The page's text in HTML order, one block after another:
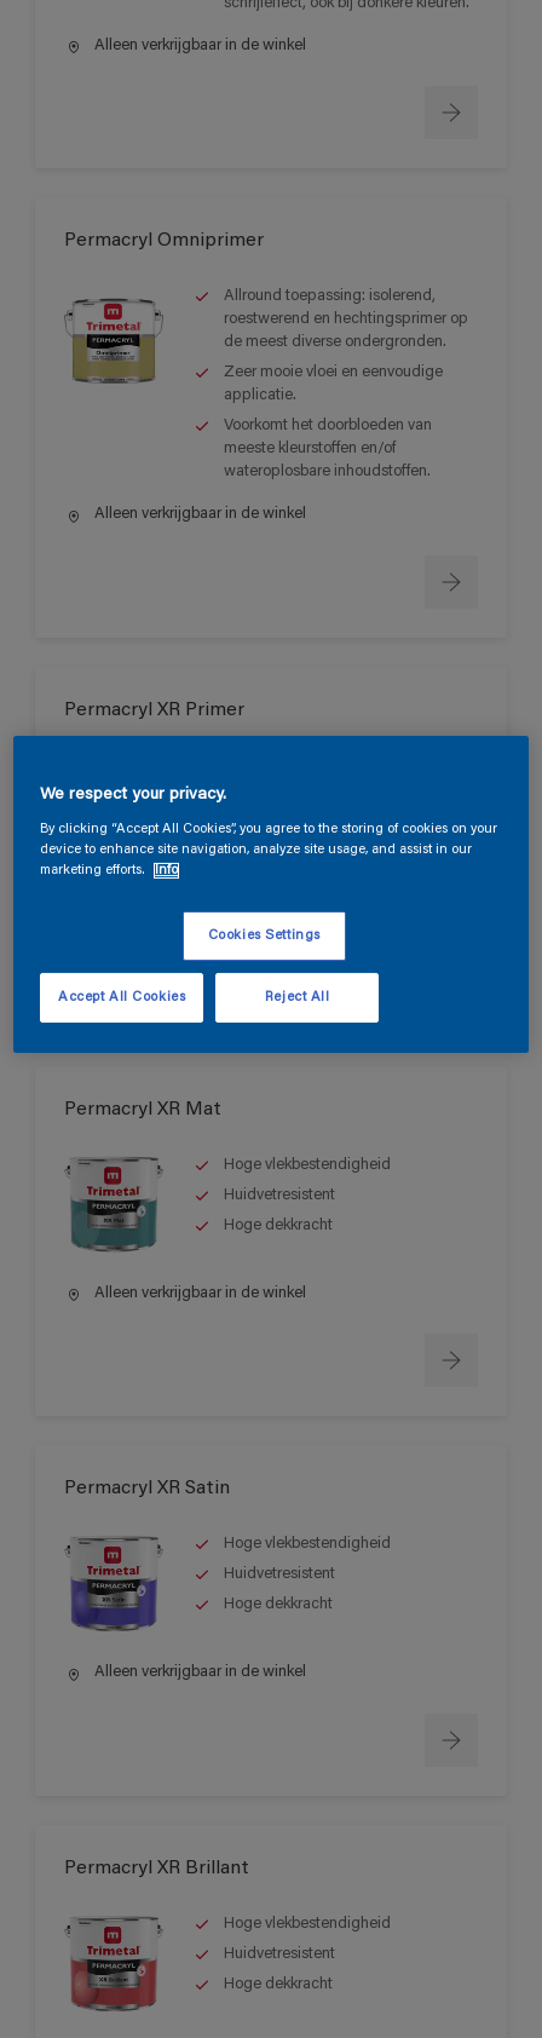
Alleen verkrijgbaar in de winkel
Permacryl Omniprimer
Allround toepassing: isolerend,
roestwerend en hechtingsprimer op
de meest diverse ondergronden.
Zeer mooie vloei en eenvoudige
applicatie.
Voorkomt het doorbloeden van
meeste kleurstoffen en/of
wateroplosbare inhoudstoffen.
Alleen verkrijgbaar in de winkel
Permacryl XR Primer
schuurbaar.
Sneldrogend met een goede
Alleen verkrijgbaar in de winkel
Permacryl XR Mat
Hoge vlekbestendigheid
Huidvetresistent
Hoge dekkracht
Alleen verkrijgbaar in de winkel
Permacryl XR Satin
Hoge vlekbestendigheid
Huidvetresistent
Hoge dekkracht
Alleen verkrijgbaar in de winkel
Permacryl XR Brillant
Hoge vlekbestendigheid
Huidvetresistent
Hoge dekkracht
We respect your privacy.
By clicking “Accept All Cookies”, you agree to the storing of cookies on your
device to enhance site navigation, analyze site usage, and assist in our
marketing efforts.
Info
Cookies Settings
Reject All
Accept All Cookies